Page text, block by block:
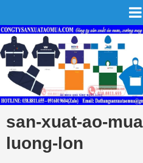
san-xuat-ao-
luong-lon